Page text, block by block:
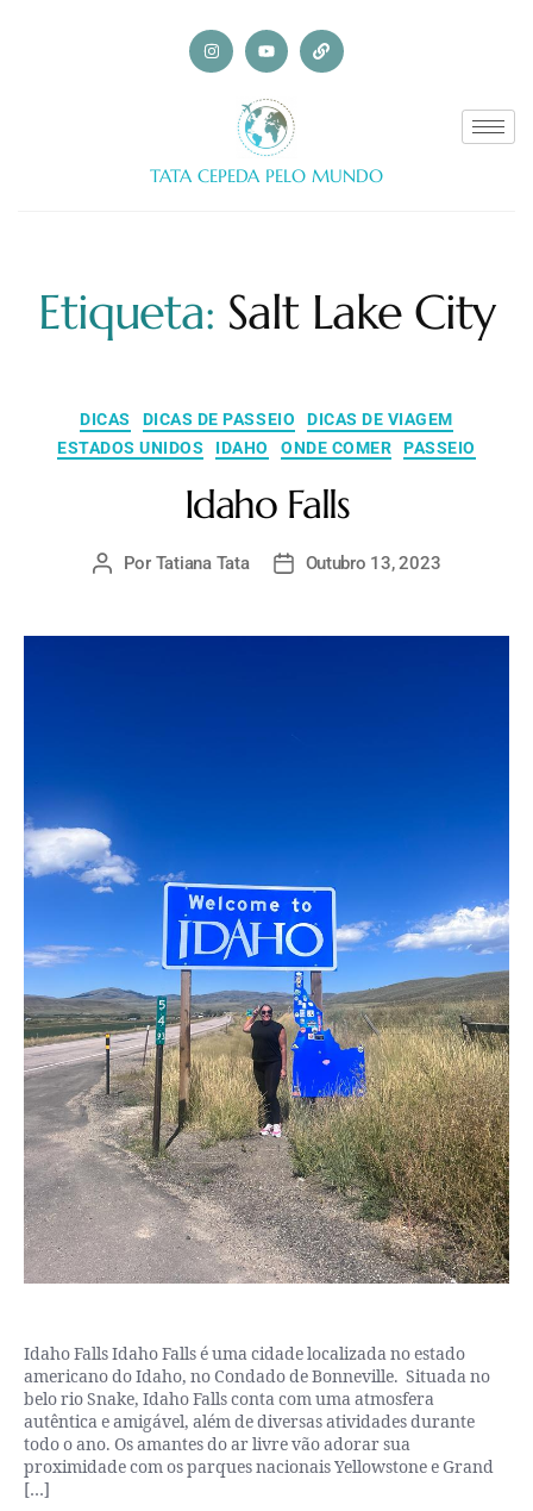
TATA CEPEDA PELO MUNDO
Etiqueta: Salt Lake City
DICAS DICAS DE PASSEIO
DICAS DE VIAGEM
ESTADOS UNIDOS
IDAHO ONDE COMER PASSEIO
Idaho Falls
Por Tatiana Tata Outubro 13, 2023
Idaho Falls Idaho Falls é uma cidade localizada no estado
americano do Idaho, no Condado de Bonneville. Situada no
belo rio Snake, Idaho Falls conta com uma atmosfera
autêntica e amigável, além de diversas atividades durante
todo o ano. Os amantes do ar livre vão adorar sua
proximidade com os parques nacionais Yellowstone e Grand
[…]